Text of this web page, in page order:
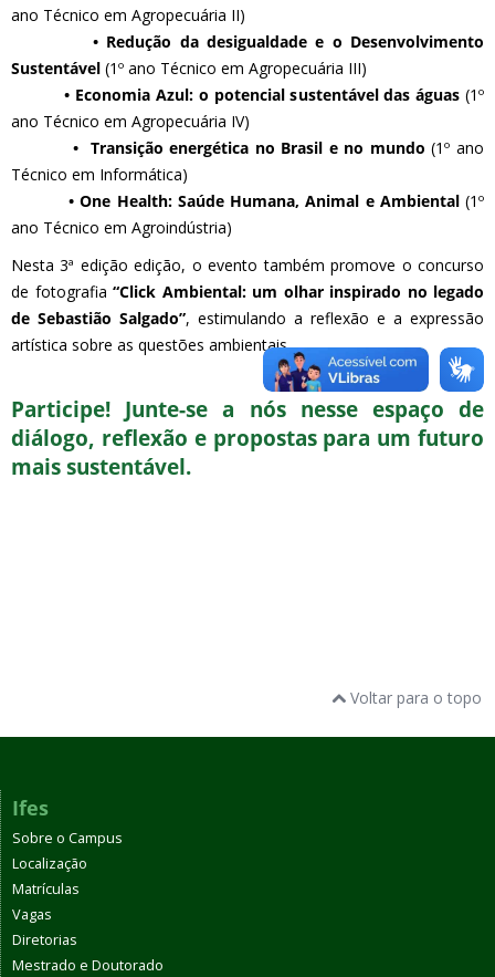
ano Técnico em Agropecuária II)
• Redução da desigualdade e o Desenvolvimento
Sustentável (1º ano Técnico em Agropecuária III)
• Economia Azul: o potencial sustentável das águas (1º
ano Técnico em Agropecuária IV)
• Transição energética no Brasil e no mundo(1º ano
Técnico em Informática)
• One Health: Saúde Humana, Animal e Ambiental (1º
ano Técnico em Agroindústria)
Nesta 3ª edição edição, o evento também promove o concurso
de fotografia “Click Ambiental: um olhar inspirado no legado
de Sebastião Salgado”, estimulando a reflexão e a expressão
artística sobre as questões ambientais.
Participe! Junte-se a nós nesse espaço de
diálogo, reflexão e propostas para um futuro
mais sustentável.
Voltar para o topo
Ifes
Sobre o Campus
Localização
Matrículas
Vagas
Diretorias
Mestrado e Doutorado